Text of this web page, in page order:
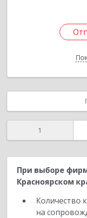
1
При выборе
Красноярском
Количество
на